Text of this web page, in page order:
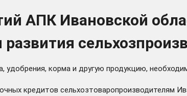
АПК Ивановской
корма и другую продукцию,
кредитов сельхозтоваропроизводителям